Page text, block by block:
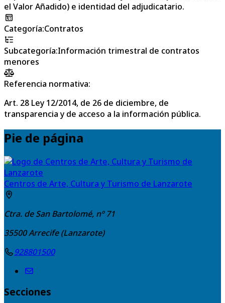
el Valor Añadido) e identidad del adjudicatario.
Categoría:Contratos
Subcategoría:Información trimestral de contratos
menores
Referencia normativa:
Art. 28 Ley 12/2014, de 26 de diciembre, de
transparencia y de acceso a la información pública.
Pie de página
Centros de Arte, Cultura y Turismo de Lanzarote
Ctra. de San Bartolomé, nº 71
35500Arrecife (Lanzarote)
928801500
Secciones